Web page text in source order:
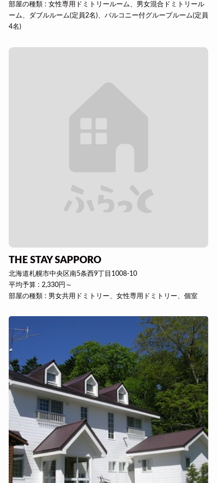
部屋の種類 : 女性専用ドミトリールーム、男女混合ドミトリール
ーム、ダブルルーム(定員2名)、バルコニー付グループルーム(定員
4名)
THE STAY SAPPORO
北海道札幌市中央区南5条西9丁目1008-10
平均予算 : 2,330円～
部屋の種類 : 男女共用ドミトリー、女性専用ドミトリー、個室